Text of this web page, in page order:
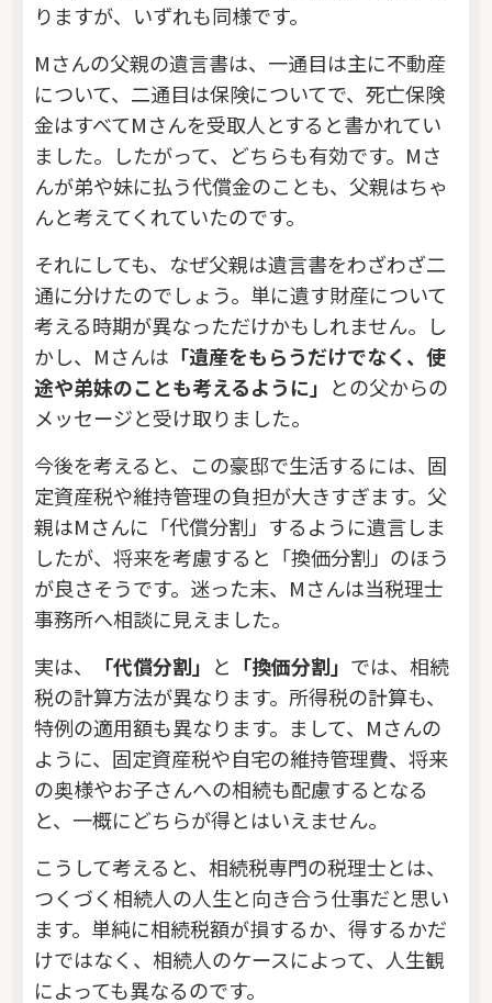
りますが、いずれも同様です。
Mさんの父親の遺言書は、一通目は主に不動産
について、二通目は保険についてで、死亡保険
金はすべてMさんを受取人とすると書かれてい
ました。したがって、どちらも有効です。Mさ
んが弟や妹に払う代償金のことも、父親はちゃ
んと考えてくれていたのです。
それにしても、なぜ父親は遺言書をわざわざ二
通に分けたのでしょう。単に遺す財産について
考える時期が異なっただけかもしれません。し
かし、Mさんは 「遺産をもらうだけでなく、使
途や弟妹のことも考えるように」 との父からの
メッセージと受け取りました。
今後を考えると、この豪邸で生活するには、固
定資産税や維持管理の負担が大きすぎます。父
親はMさんに「代償分割」するように遺言しま
したが、将来を考慮すると「換価分割」のほう
が良さそうです。迷った末、Mさんは当税理士
事務所へ相談に見えました。
実は、
「代償分割」 と 「換価分割」 では、相続
税の計算方法が異なります。所得税の計算も、
特例の適用額も異なります。まして、Mさんの
ように、固定資産税や自宅の維持管理費、将来
の奥様やお子さんへの相続も配慮するとなる
と、一概にどちらが得とはいえません。
こうして考えると、相続税専門の税理士とは、
つくづく相続人の人生と向き合う仕事だと思い
ます。単純に相続税額が損するか、得するかだ
けではなく、相続人のケースによって、人生観
によっても異なるのです。